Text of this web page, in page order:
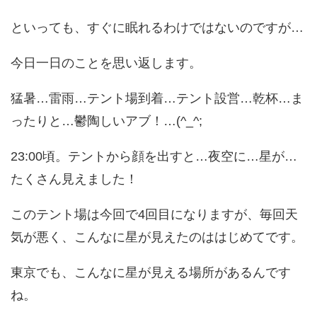
といっても、すぐに眠れるわけではないのですが…
今日一日のことを思い返します。
猛暑…雷雨…テント場到着…テント設営…乾杯…ま
ったりと…鬱陶しいアブ！…(^_^;
23:00頃。テントから顔を出すと…夜空に…星が…
たくさん見えました！
このテント場は今回で4回目になりますが、毎回天
気が悪く、こんなに星が見えたのははじめてです。
東京でも、こんなに星が見える場所があるんです
ね。